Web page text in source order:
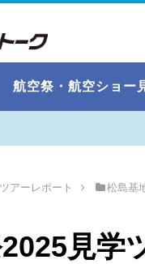
航空祭・航空ショー
ツアーレポート 松島基
見学